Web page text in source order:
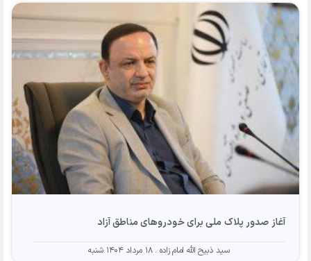
آغاز صدور پلاک ملی برای خودروهای مناطق آزاد
سید ذبیح الله امام زاده ۱۸ مرداد ۱۴۰۴ شنبه